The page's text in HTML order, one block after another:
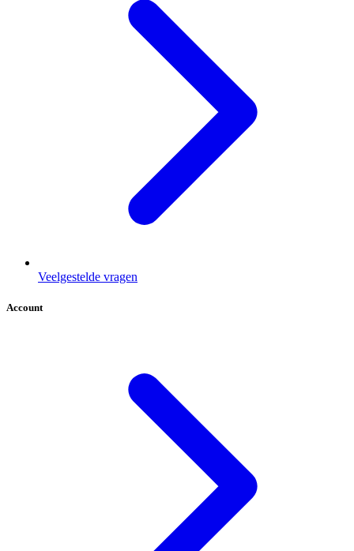
Veelgestelde vragen
Account